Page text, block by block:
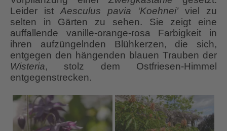
Leider ist Aesculus pavia ‘Koehnei’viel zu
selten in Gärten zu sehen. Sie zeigt eine
auffallende vanille-orange-rosa Farbigkeit in
ihren aufzüngelnden Blühkerzen, die sich,
entgegen den hängenden blauen Trauben der
Wisteria, stolz dem Ostfriesen-Himmel
entgegenstrecken.